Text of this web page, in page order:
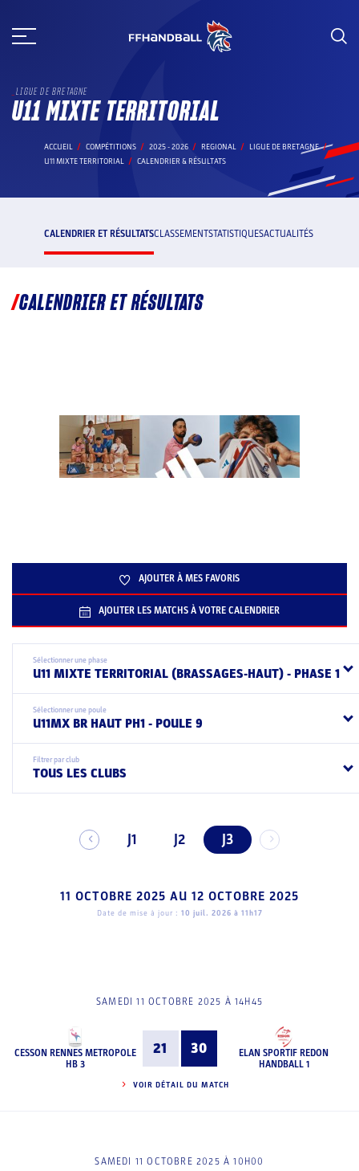
au
LIGUE DE BRETAGNE
U11 MIXTE TERRITORIAL
ACCUEIL COMPÉTITIONS 2025 - 2026 REGIONAL
LIGUE DE BRETAGNE
U11 MIXTE TERRITORIAL
CALENDRIER & RÉSULTATS
CALENDRIER ET RÉSULTATSCLASSEMENTSTATISTIQUESACTUALITÉS
CALENDRIER ET RÉSULTATS
AJOUTER À MES FAVORIS
AJOUTER LES MATCHS À VOTRE CALENDRIER
Sélectionner une phase
U11 MIXTE TERRITORIAL (BRASSAGES-HAUT) - PHASE 1
Sélectionner une poule
U11MX BR HAUT PH1 - POULE 9
Filtrer par club
TOUS LES CLUBS
J1 J2 J3
11 OCTOBRE 2025 AU 12 OCTOBRE 2025
Date de mise à jour : 10 juil. 2026 à 11h17
SAMEDI 11 OCTOBRE 2025 À 14H45
CESSON RENNES METROPOLE
HB 3
21 30
ELAN SPORTIF REDON
HANDBALL 1
VOIR DÉTAIL DU MATCH
SAMEDI 11 OCTOBRE 2025 À 10H00